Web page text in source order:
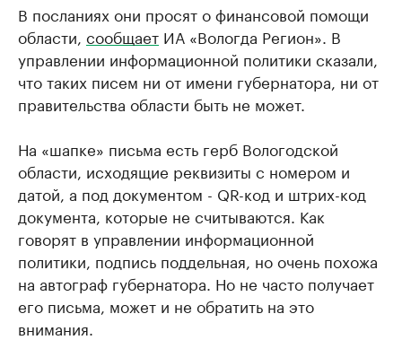
В посланиях они просят о финансовой помощи
области, сообщает ИА «Вологда Регион». В
управлении информационной политики сказали,
что таких писем ни от имени губернатора, ни от
правительства области быть не может.
На «шапке» письма есть герб Вологодской
области, исходящие реквизиты с номером и
датой, а под документом - QR-код и штрих-код
документа, которые не считываются. Как
говорят в управлении информационной
политики, подпись поддельная, но очень похожа
на автограф губернатора. Но не часто получает
его письма, может и не обратить на это
внимания.